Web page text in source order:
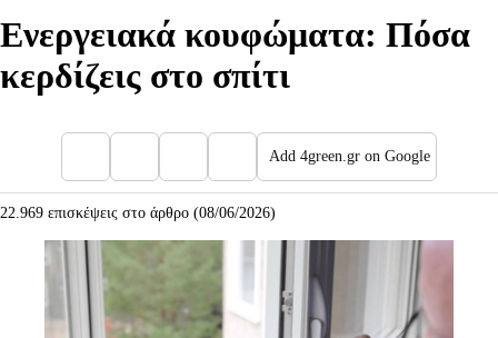
Ενεργειακά κουφώματα: Πόσα
κερδίζεις στο σπίτι
Add 4green.gr on Google
22.969 επισκέψεις στο άρθρο (08/06/2026)